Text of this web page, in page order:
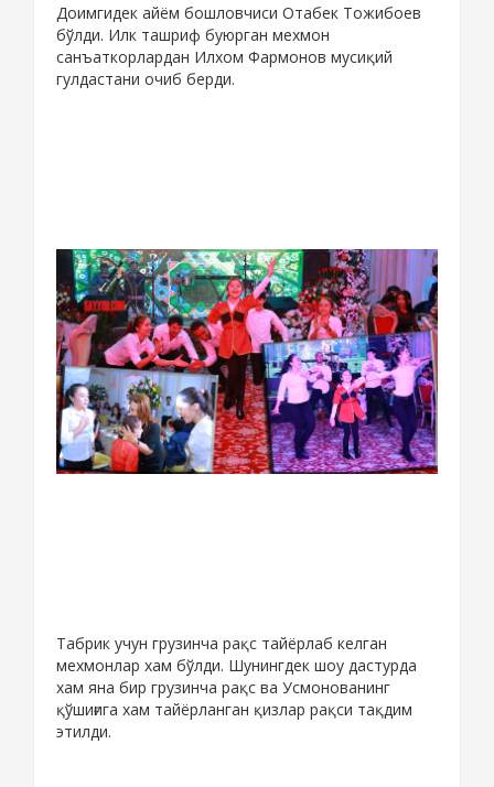
Доимгидек айём бошловчиси Отабек Тожибоев
бўлди. Илк ташриф буюрган мехмон
санъаткорлардан Илхом Фармонов мусиқий
гулдастани очиб берди.
Табрик учун грузинча рақс тайёрлаб келган
мехмонлар хам бўлди. Шунингдек шоу дастурда
хам яна бир грузинча рақс ва Усмонованинг
қўшиғига хам тайёрланган қизлар рақси тақдим
этилди.